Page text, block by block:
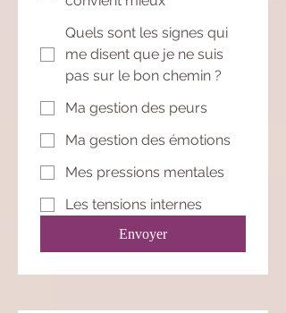
Quels sont les signes qui
me disent que je ne suis
pas sur le bon chemin ?
Ma gestion des peurs
Ma gestion des émotions
Mes pressions mentales
Les tensions internes
Envoyer